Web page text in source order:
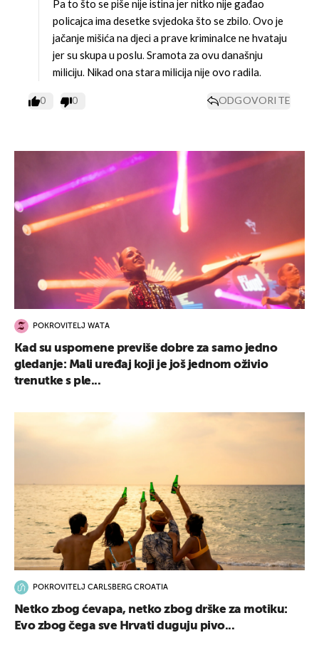
Pa to što se piše nije istina jer nitko nije gađao
policajca ima desetke svjedoka što se zbilo. Ovo je
jačanje mišića na djeci a prave kriminalce ne hvataju
jer su skupa u poslu. Sramota za ovu današnju
miliciju. Nikad ona stara milicija nije ovo radila.
0 0 ODGOVORITE
POKROVITELJ WATA
Kad su uspomene previše dobre za samo jedno
gledanje: Mali uređaj koji je još jednom oživio
trenutke s ple...
POKROVITELJ CARLSBERG CROATIA
Netko zbog ćevapa, netko zbog drške za motiku:
Evo zbog čega sve Hrvati duguju pivo...